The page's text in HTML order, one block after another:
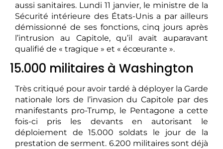
aussi sanitaires. Lundi 11 janvier, le ministre de la
Sécurité intérieure des États-Unis a par ailleurs
démissionné de ses fonctions, cinq jours après
l’intrusion au Capitole, qu’il avait auparavant
qualifié de « tragique » et « écœurante ».
15.000 militaires à Washington
Très critiqué pour avoir tardé à déployer la Garde
nationale lors de l’invasion du Capitole par des
manifestants pro-Trump, le Pentagone a cette
fois-ci pris les devants en autorisant le
déploiement de 15.000 soldats le jour de la
prestation de serment. 6.200 militaires sont déjà